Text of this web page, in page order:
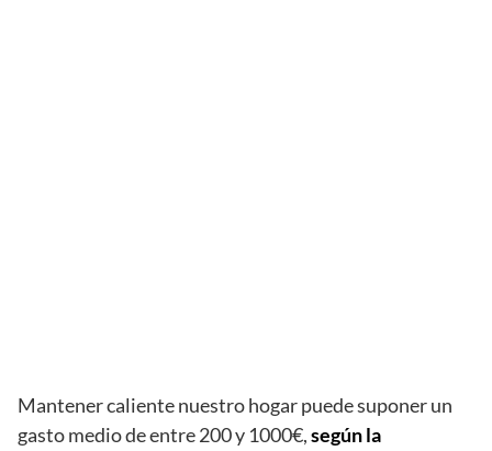
Mantener caliente nuestro hogar puede suponer un
gasto medio de entre 200 y 1000€,según la